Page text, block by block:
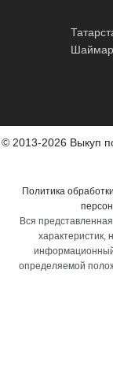
© 2013-2026 Выкуп
Политика
Вся
характеристик,
информационный
определяемой